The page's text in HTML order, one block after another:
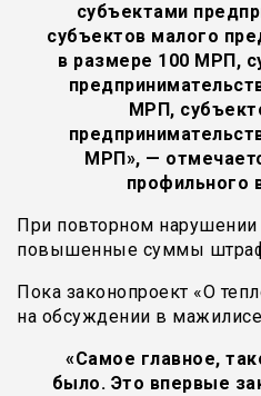
субъектами
субъектов малого
в размере 100 МРП,
МРП,
МРП», —
профильного
При повторном
повышенные суммы
Пока законопроект «О
на обсуждении в
«Самое главное,
было. Это впервые